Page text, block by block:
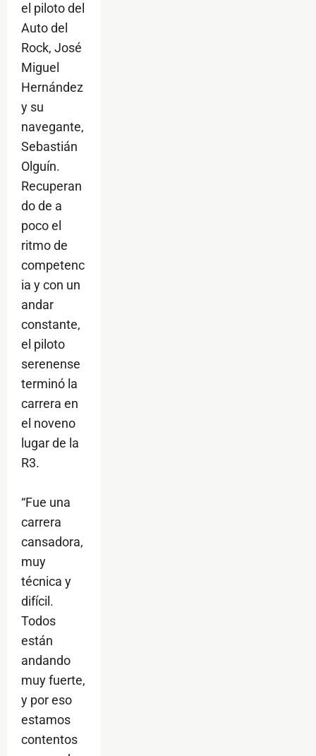
el piloto del
Auto del
Rock, José
Miguel
Hernández
y su
navegante,
Sebastián
Olguín.
Recuperan
do de a
poco el
ritmo de
competenc
ia y con un
andar
constante,
el piloto
serenense
terminó la
carrera en
el noveno
lugar de la
R3.
“Fue una
carrera
cansadora,
muy
técnica y
difícil.
Todos
están
andando
muy fuerte,
y por eso
estamos
contentos